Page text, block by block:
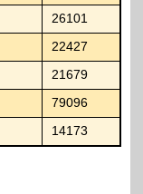
26101
22427
21679
79096
14173